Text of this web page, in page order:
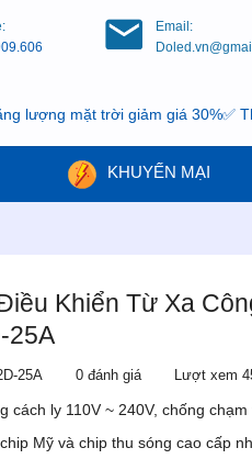
Email:
mặt trời giảm giá 30%✅ Thiết
KHUYẾN MẠI
Khiển Từ Xa
25A
25A 0 đánh giá Lượt xem
cách ly 110V ~ 240V, chống chạm
Mỹ và chip thu sóng cao cấp